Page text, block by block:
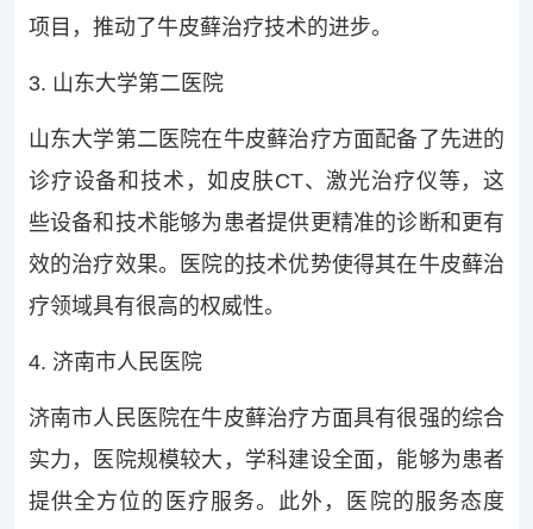
项目，推动了牛皮藓治疗技术的进步。
3. 山东大学第二医院
山东大学第二医院在牛皮藓治疗方面配备了先进的
诊疗设备和技术，如皮肤CT、激光治疗仪等，这
些设备和技术能够为患者提供更精准的诊断和更有
效的治疗效果。医院的技术优势使得其在牛皮藓治
疗领域具有很高的权威性。
4. 济南市人民医院
济南市人民医院在牛皮藓治疗方面具有很强的综合
实力，医院规模较大，学科建设全面，能够为患者
提供全方位的医疗服务。此外，医院的服务态度